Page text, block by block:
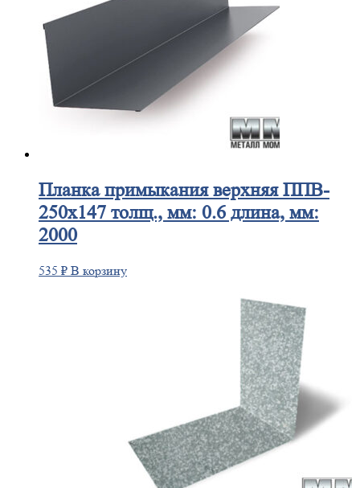
Планкапримыкания верхняя ППВ-
250х147 толщ., мм: 0.6 длина, мм:
2000
535 ₽ В корзину